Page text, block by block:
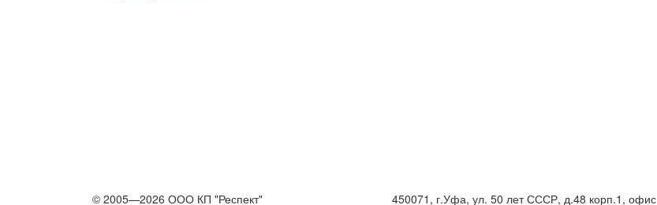
© 2005—2026 ООО КП "Респект"
450071, г.Уфа, ул. 50 лет СССР, д.48 корп.1, офис